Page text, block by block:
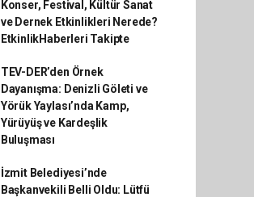
Konser, Festival, Kültür Sanat
ve Dernek Etkinlikleri Nerede?
EtkinlikHaberleri Takipte
TEV-DER’den Örnek
Dayanışma: Denizli Göleti ve
Yörük Yaylası’nda Kamp,
Yürüyüş ve Kardeşlik
Buluşması
İzmit Belediyesi’nde
Başkanvekili Belli Oldu: Lütfü